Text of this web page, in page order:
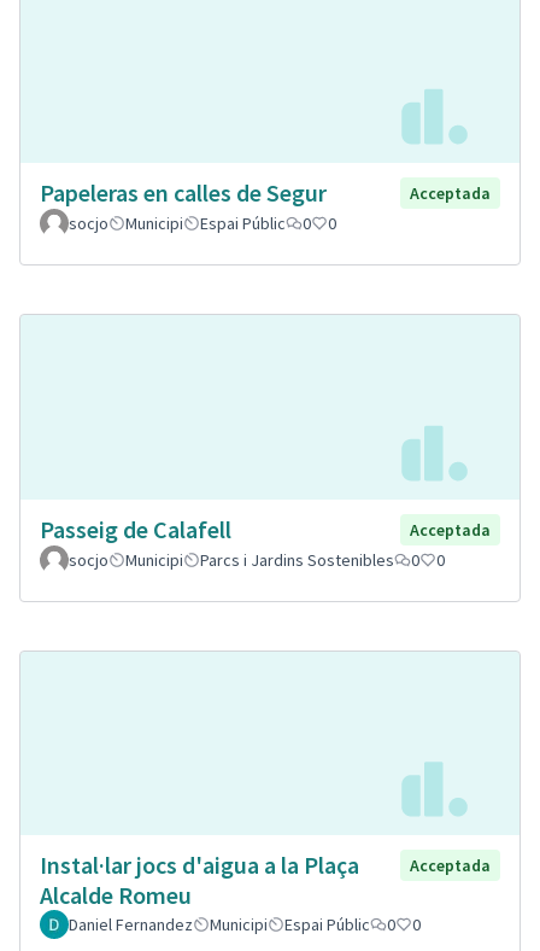
Papeleras en calles de Segur
Acceptada
socjo
Municipi Espai Públic 0 0
Passeig de Calafell
Acceptada
socjo
Municipi Parcs i Jardins Sostenibles 0 0
Instal·lar jocs d'aigua a la Plaça
Alcalde Romeu
Acceptada
Daniel Fernandez Municipi Espai Públic 0 0